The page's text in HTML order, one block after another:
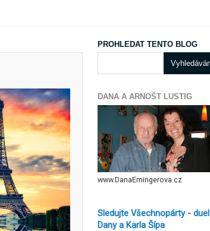
PROHLEDAT TENTO BLOG
DANA A ARNOŠT LUSTIG
www.DanaEmingerova.cz
Sledujte Všechnopárty - duel
Dany a Karla Šípa